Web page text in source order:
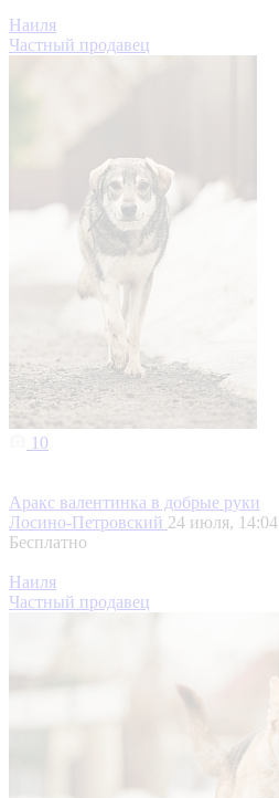
Наиля
Частный продавец
10
Аракс валентинка в добрые руки
Лосино-Петровский 24 июля, 14:04
Бесплатно
Наиля
Частный продавец